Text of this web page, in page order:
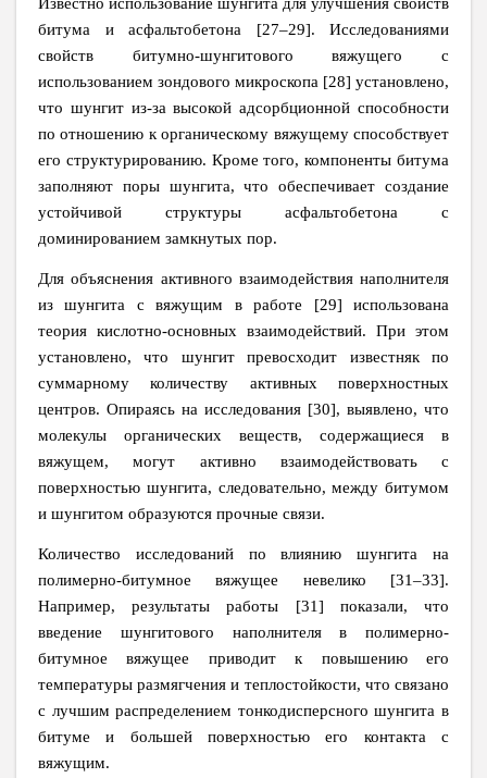
битума и асфальтобетона [27–29]. Исследованиями
свойств битумно-шунгитового вяжущего с
использованием зондового микроскопа [28] установлено,
что шунгит из-за высокой адсорбционной способности
по отношению к органическому вяжущему способствует
его структурированию. Кроме того, компоненты битума
заполняют поры шунгита, что обеспечивает создание
устойчивой структуры асфальтобетона с
доминированием замкнутых пор.
Для объяснения активного взаимодействия наполнителя
из шунгита с вяжущим в работе [29] использована
теория кислотно-основных взаимодействий. При этом
установлено, что шунгит превосходит известняк по
суммарному количеству активных поверхностных
центров. Опираясь на исследования [30], выявлено, что
молекулы органических веществ, содержащиеся в
вяжущем, могут активно взаимодействовать с
поверхностью шунгита, следовательно, между битумом
и шунгитом образуются прочные связи.
Количество исследований по влиянию шунгита на
полимерно-битумное вяжущее невелико [31–33].
Например, результаты работы [31] показали, что
введение шунгитового наполнителя в полимерно-
битумное вяжущее приводит к повышению его
температуры размягчения и теплостойкости, что связано
с лучшим распределением тонкодисперсного шунгита в
битуме и большей поверхностью его контакта с
вяжущим.